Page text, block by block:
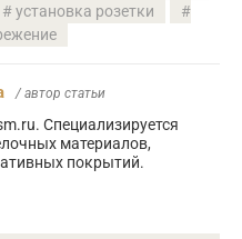
установка розетки
/ автор статьи
Специализируется
материалов,
покрытий.